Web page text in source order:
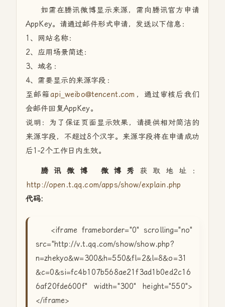
如需在腾讯微博显示来源，需向腾讯官方申请
AppKey。请通过邮件形式申请，发送以下信息：
1、网站名称：
2、应用场景简述：
3、域名：
4、需要显示的来源字段：
至邮箱api_weibo@tencent.com ，通过审核后我们
会邮件回复AppKey。
说明：为了保证页面显示效果，请提供相对简洁的
来源字段，不超过8个汉字。来源字段将在申请成功
后1-2个工作日内生效。
腾讯微博 微博秀 获取地址：
http://open.t.qq.com/apps/show/explain.php
代码:
<iframe frameborder="0" scrolling="no"
src="http://v.t.qq.com/show/show.php?
n=zhekyo&w=300&h=550&fl=2&l=8&o=31
&c=0&si=fc4b107b568ae21f3ad1b0ed2c16
6af20fde600f" width="300" height="550">
</iframe>